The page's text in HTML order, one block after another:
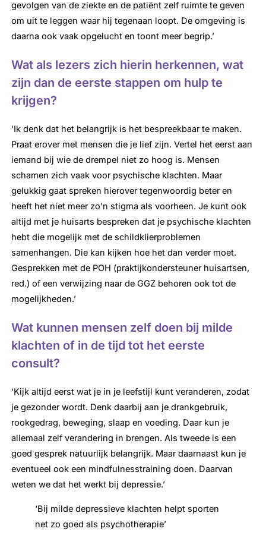
gevolgen van de ziekte en de patiënt zelf ruimte te geven
om uit te leggen waar hij tegenaan loopt. De omgeving is
daarna ook vaak opgelucht en toont meer begrip.’
Wat als lezers zich hierin herkennen, wat
zijn dan de eerste stappen om hulp te
krijgen?
‘Ik denk dat het belangrijk is het bespreekbaar te maken.
Praat erover met mensen die je lief zijn. Vertel het eerst aan
iemand bij wie de drempel niet zo hoog is. Mensen
schamen zich vaak voor psychische klachten. Maar
gelukkig gaat spreken hierover tegenwoordig beter en
heeft het niet meer zo’n stigma als voorheen. Je kunt ook
altijd met je huisarts bespreken dat je psychische klachten
hebt die mogelijk met de schildklierproblemen
samenhangen. Die kan kijken hoe het dan verder moet.
Gesprekken met de POH (praktijkondersteuner huisartsen,
red.) of een verwijzing naar de GGZ behoren ook tot de
mogelijkheden.’
Wat kunnen mensen zelf doen bij milde
klachten of in de tijd tot het eerste
consult?
‘Kijk altijd eerst wat je in je leefstijl kunt veranderen, zodat
je gezonder wordt. Denk daarbij aan je drankgebruik,
rookgedrag, beweging, slaap en voeding. Daar kun je
allemaal zelf verandering in brengen. Als tweede is een
goed gesprek natuurlijk belangrijk. Maar daarnaast kun je
eventueel ook een mindfulnesstraining doen. Daarvan
weten we dat het werkt bij depressie.’
‘Bij milde depressieve klachten helpt sporten
net zo goed als psychotherapie’